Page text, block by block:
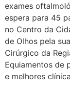
exames
espera para 45
no Centro da
de Olhos pela
Cirúrgico da
Equiamentos de
e melhores